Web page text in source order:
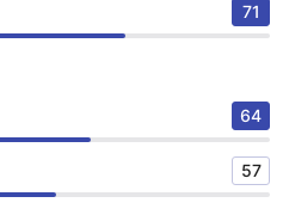
71
64
57